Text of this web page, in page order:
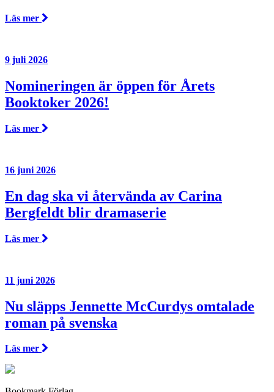
Läs mer
9 juli 2026
Nomineringen är öppen för Årets
Booktoker 2026!
Läs mer
16 juni 2026
En dag ska vi återvända av Carina
Bergfeldt blir dramaserie
Läs mer
11 juni 2026
Nu släpps Jennette McCurdys omtalade
roman på svenska
Läs mer